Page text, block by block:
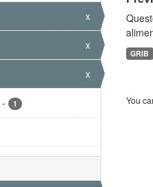
x
x
x
- 1
GRIB
You